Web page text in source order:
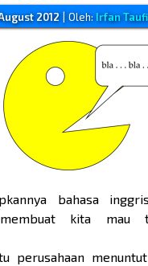
2012 Oleh:Irfan
bahasa
membuat kita mau
perusahaan